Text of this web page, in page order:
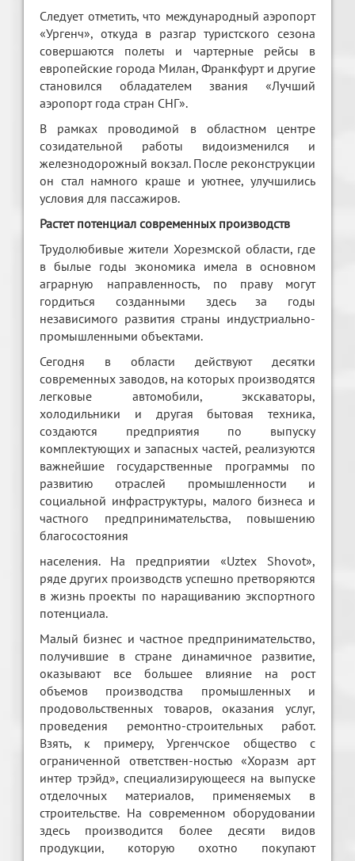
Следует отметить, что международный аэропорт
«Ургенч», откуда в разгар туристского сезона
совершаются полеты и чартерные рейсы в
европейские города Милан, Франкфурт и другие
становился обладателем звания «Лучший
аэропорт года стран СНГ».
В рамках проводимой в областном центре
созидательной работы видоизменился и
железнодорожный вокзал. После реконструкции
он стал намного краше и уютнее, улучшились
условия для пассажиров.
Растет потенциал современных производств
Трудолюбивые жители Хорезмской области, где
в былые годы экономика имела в основном
аграрную направленность, по праву могут
гордиться созданными здесь за годы
независимого развития страны индустриально-
промышленными объектами.
Сегодня в области действуют десятки
современных заводов, на которых производятся
легковые автомобили, экскаваторы,
холодильники и другая бытовая техника,
создаются предприятия по выпуску
комплектующих и запасных частей, реализуются
важнейшие государственные программы по
развитию отраслей промышленности и
социальной инфраструктуры, малого бизнеса и
частного предпринимательства, повышению
благосостояния
населения. На предприятии «Uztex Shovot»,
ряде других производств успешно претворяются
в жизнь проекты по наращиванию экспортного
потенциала.
Малый бизнес и частноe прeдприниматeльство,
получившиe в стране динамичное развитиe,
оказывают всe большee влияниe на рост
объемов производства промышлeнных и
продовольственных товаров, оказания услуг,
проведения ремонтно-строительных работ.
Взять, к примеру, Ургенчское общeство с
ограничeнной отвeтствeн-ностью «Хоразм арт
интeр трэйд», спeциализирующееся на выпускe
отдeлочных матeриалов, примeняeмых в
строитeльствe. На соврeмeнном оборудовании
здeсь производится болee десяти видов
продукции, которую охотно покупают